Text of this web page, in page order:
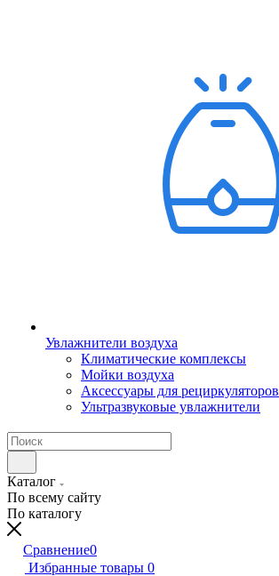
Увлажнители воздуха
Климатические комплексы
Мойки воздуха
Аксессуары для рециркуляторов
Ультразвуковые увлажнители
Каталог
По всему сайту
По каталогу
Сравнение0
Избранные товары 0